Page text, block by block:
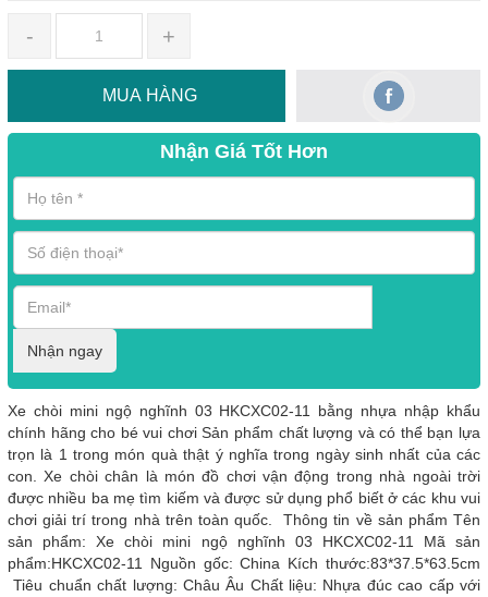
- +
MUA HÀNG
Nhận Giá Tốt Hơn
Nhận ngay
Xe chòi mini ngộ nghĩnh 03 HKCXC02-11 bằng nhựa nhập khẩu
chính hãng cho bé vui chơi Sản phẩm chất lượng và có thể bạn lựa
trọn là 1 trong món quà thật ý nghĩa trong ngày sinh nhất của các
con. Xe chòi chân là món đồ chơi vận động trong nhà ngoài trời
được nhiều ba mẹ tìm kiếm và được sử dụng phổ biết ở các khu vui
chơi giải trí trong nhà trên toàn quốc. Thông tin về sản phẩm Tên
sản phẩm: Xe chòi mini ngộ nghĩnh 03 HKCXC02-11 Mã sản
phẩm:HKCXC02-11 Nguồn gốc: China Kích thước:83*37.5*63.5cm
Tiêu chuẩn chất lượng: Châu Âu Chất liệu: Nhựa đúc cao cấp với